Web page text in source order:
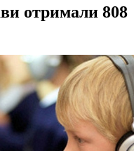
отримали 808